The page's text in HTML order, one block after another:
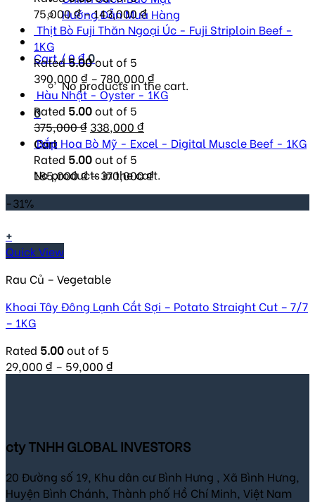
Hướng Dẫn Mua Hàng
Cart /0 ₫0
No products in the cart.
0
Cart
No products in the cart.
75,000₫–143,000₫
Thịt Bò Fuji Thăn Ngoại Úc - Fuji Striploin Beef -
1KG
Rated5.00out of 5
390,000 ₫ – 780,000₫
Hàu Nhật - Oyster - 1KG
Rated 5.00out of 5
375,000₫ Original
price
was:
375,000 ₫.
338,000 ₫Current
price
338,000 ₫.
Bắp Hoa Bò Mỹ - Excel - Digital Muscle Beef - 1KG
Rated 5.00out of 5
185,000₫–370,000₫
-31%
+
Quick View
Rau Củ – Vegetable
Khoai Tây Đông Lạnh Cắt Sợi – Potato Straight Cut – 7/7
– 1KG
Rated 5.00out of 5
29,000 ₫ – 59,000 ₫
cty TNHH GLOBAL INVESTORS
20 Đường số 19, Khu dân cư Bình Hưng , Xã Bình Hưng,
Huyện Bình Chánh, Thành phố Hồ Chí Minh, Việt Nam